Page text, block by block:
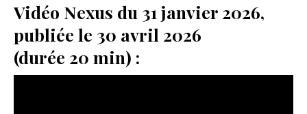
Vidéo Nexus du 31 janvier 2026,
publiée le 30 avril 2026
(durée 20 min) :